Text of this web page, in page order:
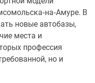
В
новые автобазы,
места и
профессия
но и